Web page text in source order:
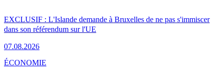
EXCLUSIF : L'Islande demande à Bruxelles de ne pas s'immiscer
dans son référendum sur l'UE
07.08.2026
ÉCONOMIE